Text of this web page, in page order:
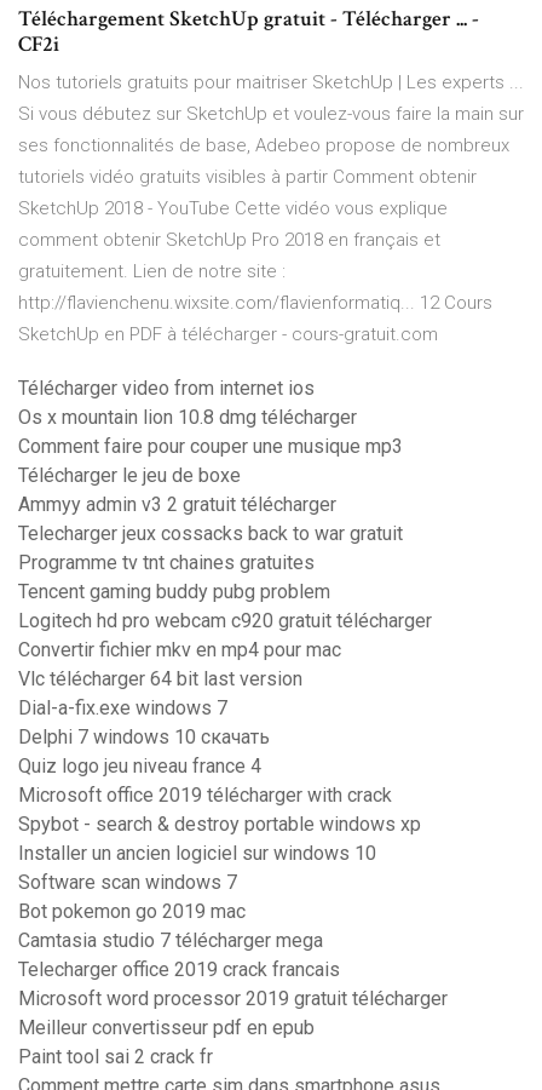
Téléchargement SketchUp gratuit - Télécharger ... -
CF2i
Nos tutoriels gratuits pour maitriser SketchUp | Les experts ...
Si vous débutez sur SketchUp et voulez-vous faire la main sur
ses fonctionnalités de base, Adebeo propose de nombreux
tutoriels vidéo gratuits visibles à partir Comment obtenir
SketchUp 2018 - YouTube Cette vidéo vous explique
comment obtenir SketchUp Pro 2018 en français et
gratuitement. Lien de notre site :
http://flavienchenu.wixsite.com/flavienformatiq... 12 Cours
SketchUp en PDF à télécharger - cours-gratuit.com
Télécharger video from internet ios
Os x mountain lion 10.8 dmg télécharger
Comment faire pour couper une musique mp3
Télécharger le jeu de boxe
Ammyy admin v3 2 gratuit télécharger
Telecharger jeux cossacks back to war gratuit
Programme tv tnt chaines gratuites
Tencent gaming buddy pubg problem
Logitech hd pro webcam c920 gratuit télécharger
Convertir fichier mkv en mp4 pour mac
Vlc télécharger 64 bit last version
Dial-a-fix.exe windows 7
Delphi 7 windows 10 скачать
Quiz logo jeu niveau france 4
Microsoft office 2019 télécharger with crack
Spybot - search & destroy portable windows xp
Installer un ancien logiciel sur windows 10
Software scan windows 7
Bot pokemon go 2019 mac
Camtasia studio 7 télécharger mega
Telecharger office 2019 crack francais
Microsoft word processor 2019 gratuit télécharger
Meilleur convertisseur pdf en epub
Paint tool sai 2 crack fr